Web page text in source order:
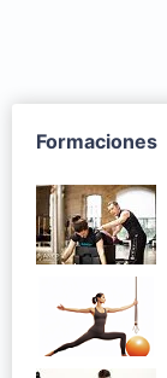
Formaciones